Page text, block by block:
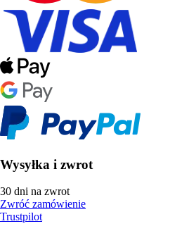
Wysyłka i zwrot
30 dni na zwrot
Zwróć zamówienie
Trustpilot